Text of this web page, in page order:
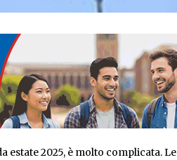
estate 2025, è molto complicata. Le